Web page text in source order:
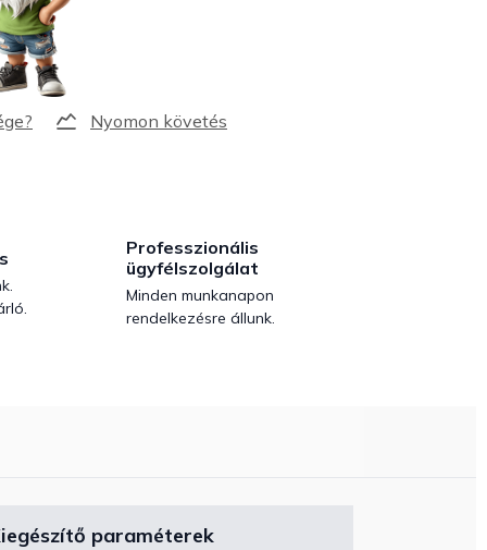
Nyomon követés
Professzionális
ügyfélszolgálat
Minden munkanapon
rendelkezésre állunk.
paraméterek